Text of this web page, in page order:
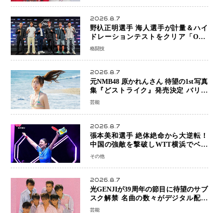
2026.8.7
野杁正明選手 海人選手が計量＆ハイ
ドレーションテストをクリア「ONE
SAMURAI 2」決戦へ万全の準備整う
格闘技
2026.8.7
元NMB48 原かれんさん 待望の1st写真
集『どストライク』発売決定 バリで
魅せる25歳の新境地
芸能
2026.8.7
張本美和選手 絶体絶命から大逆転！
中国の強敵を撃破しWTT横浜でベス
ト8進出
その他
2026.8.7
光GENJIが39周年の節目に待望のサブ
スク解禁 名曲の数々がデジタル配信
へ 40周年へ向け1年間で全作品を順次
芸能